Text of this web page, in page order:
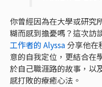
你曾經因為在大學或研究
糊而感到擔憂嗎？這次訪
工作者的 Alyssa分享他在
意的自我定位，更結合在
於自己職涯路的故事，以
感打敗的療癒心法。